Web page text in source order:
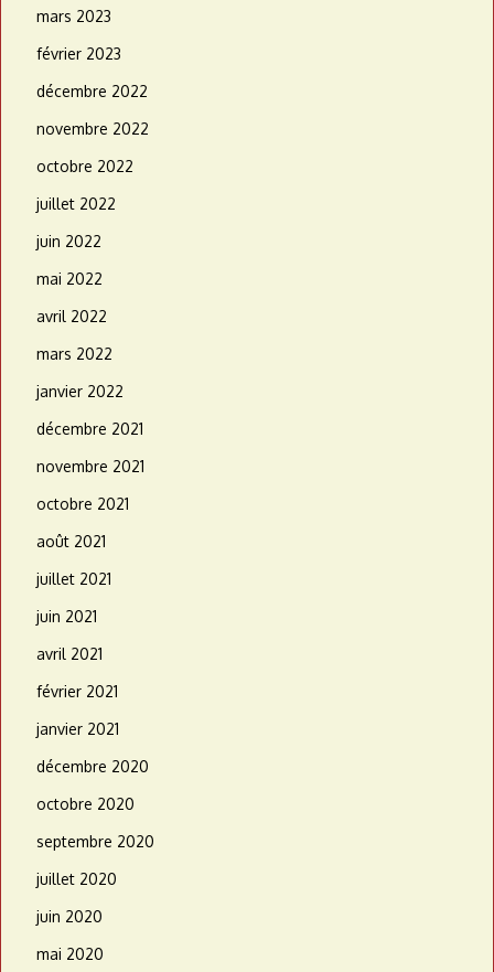
mars 2023
février 2023
décembre 2022
novembre 2022
octobre 2022
juillet 2022
juin 2022
mai 2022
avril 2022
mars 2022
janvier 2022
décembre 2021
novembre 2021
octobre 2021
août 2021
juillet 2021
juin 2021
avril 2021
février 2021
janvier 2021
décembre 2020
octobre 2020
septembre 2020
juillet 2020
juin 2020
mai 2020